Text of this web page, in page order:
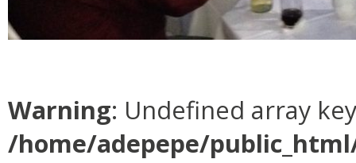
Warning: Undefined array
/home/adepepe/